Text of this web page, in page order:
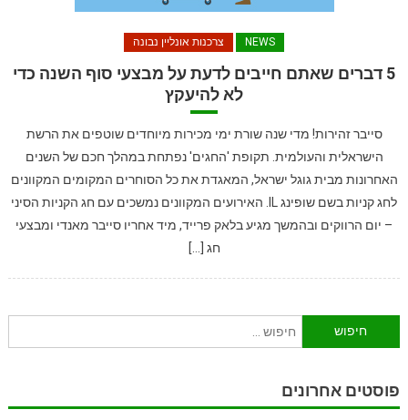
NEWS צרכנות אונליין נבונה
5 דברים שאתם חייבים לדעת על מבצעי סוף השנה כדי
לא להיעקץ
סייבר זהירות! מדי שנה שורת ימי מכירות מיוחדים שוטפים את הרשת
הישראלית והעולמית. תקופת 'החגים' נפתחת במהלך חכם של השנים
האחרונות מבית גוגל ישראל, המאגדת את כל הסוחרים המקומים המקוונים
לחג קניות בשם שופינג IL. האירועים המקוונים נמשכים עם חג הקניות הסיני
– יום הרווקים ובהמשך מגיע בלאק פרייד, מיד אחריו סייבר מאנדי ומבצעי
חג […]
חיפוש:
פוסטים אחרונים